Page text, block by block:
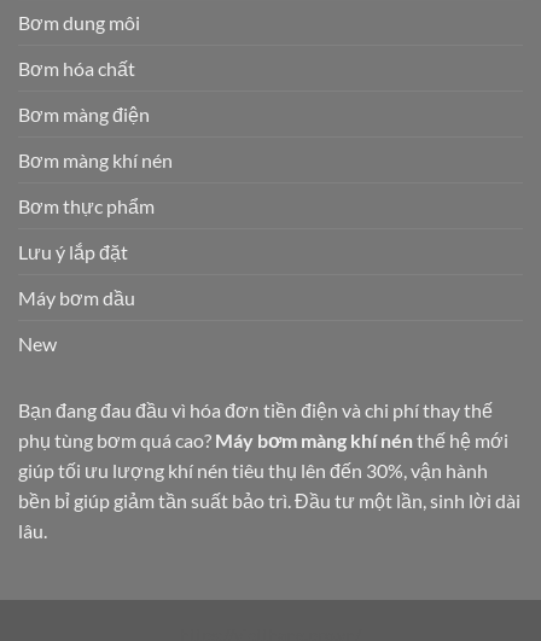
Bơm dung môi
Bơm hóa chất
Bơm màng điện
Bơm màng khí nén
Bơm thực phẩm
Lưu ý lắp đặt
Máy bơm dầu
New
Bạn đang đau đầu vì hóa đơn tiền điện và chi phí thay thế
phụ tùng bơm quá cao? Máy bơm màng khí nénthế hệ mới
giúp tối ưu lượng khí nén tiêu thụ lên đến 30%, vận hành
bền bỉ giúp giảm tần suất bảo trì. Đầu tư một lần, sinh lời dài
lâu.